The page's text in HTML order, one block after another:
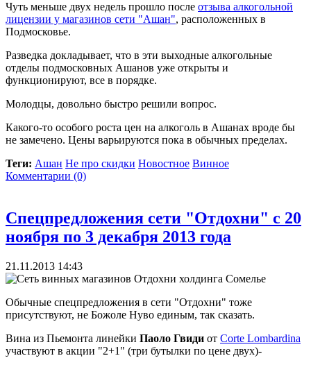
Чуть меньше двух недель прошло после отзыва алкогольной
лицензии у магазинов сети "Ашан", расположенных в
Подмосковье.
Разведка докладывает, что в эти выходные алкогольные
отделы подмосковных Ашанов уже открыты и
функционируют, все в порядке.
Молодцы, довольно быстро решили вопрос.
Какого-то особого роста цен на алкоголь в Ашанах вроде бы
не замечено. Цены варьируются пока в обычных пределах.
Теги: Ашан Не про скидки Новостное Винное
Комментарии (0)
Спецпредложения сети "Отдохни" с 20
ноября по 3 декабря 2013 года
21.11.2013 14:43
Обычные спецпредложения в сети "Отдохни" тоже
присутствуют, не Божоле Нуво единым, так сказать.
Вина из Пьемонта линейки Паоло Гвиди от Corte Lombardina
участвуют в акции "2+1" (три бутылки по цене двух)-